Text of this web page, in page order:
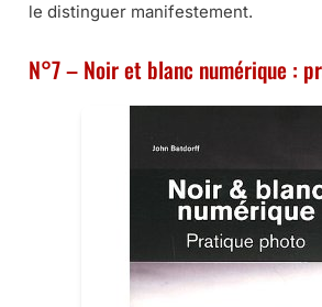
le distinguer manifestement.
N°7 – Noir et blanc numérique :